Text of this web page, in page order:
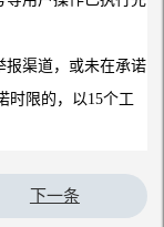
报渠道，或未在承诺
时限的，以15个工
下一条